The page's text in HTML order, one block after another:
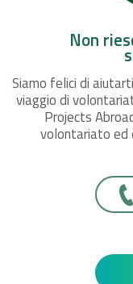
Non
Siamo felici di
viaggio di
Projects
volontariato ed